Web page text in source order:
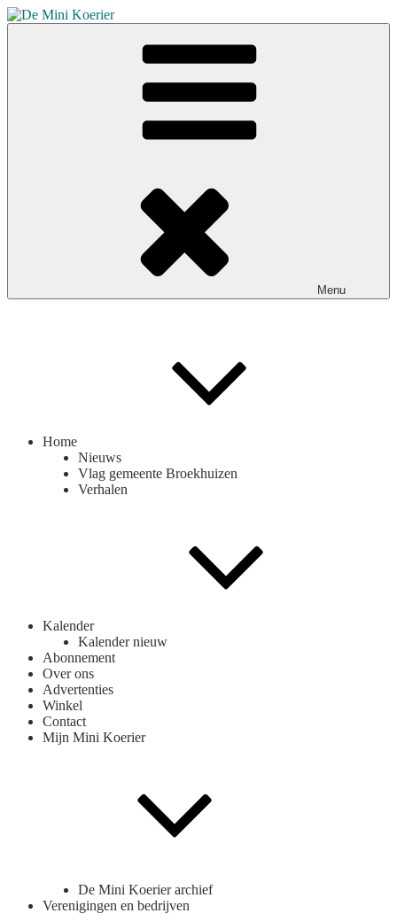
Skip
to
Menu
Home
Nieuws
Vlag gemeente Broekhuizen
Verhalen
Kalender
Kalender nieuw
Abonnement
Over ons
Advertenties
Winkel
Contact
Mijn Mini Koerier
De Mini Koerier archief
Verenigingen en bedrijven